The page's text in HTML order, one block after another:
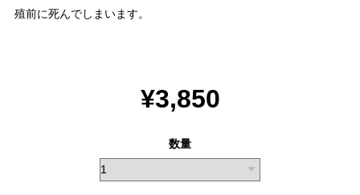
殖前に死んでしまいます。
¥3,850
数量